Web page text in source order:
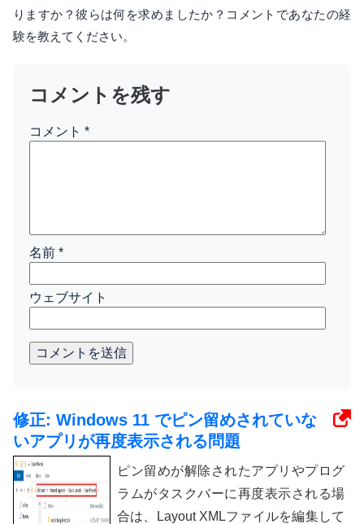
りますか？彼らは何を求めましたか？コメントであなたの経
験を教えてください。
コメントを残す
コメント *
名前 *
ウェブサイト
コメントを送信
修正: Windows 11 でピン留めされていな
いアプリが再度表示される問題
ピン留めが解除されたアプリやプログ
ラムがタスクバーに再度表示される場
合は、Layout XMLファイルを編集して